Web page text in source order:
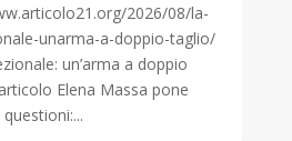
2026/08/la-
unarma-a-doppio-taglio/
un’arma a doppio
Elena Massa pone